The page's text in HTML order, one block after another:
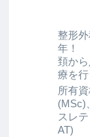
整形
年！
頚か
療を行
所有
(MSc)
スレ
AT)